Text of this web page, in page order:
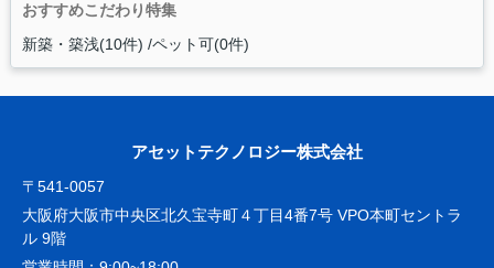
おすすめこだわり特集
新築・築浅(10件) ペット可(0件)
アセットテクノロジー株式会社
〒541-0057
大阪府大阪市中央区北久宝寺町４丁目4番7号 VPO本町セントラ
ル 9階